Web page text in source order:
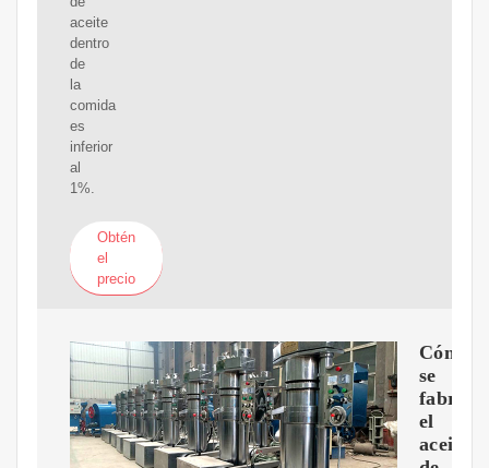
aceite
dentro
de
la
comida
es
inferior
al
1%.
Obtén
el
precio
Cómo
se
fabrica
el
aceite